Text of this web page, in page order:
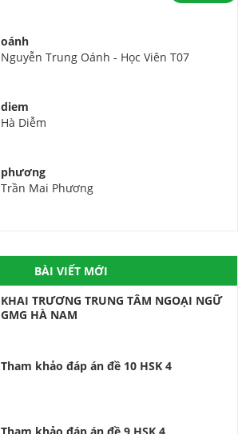
oánh
Nguyễn Trung Oánh - Học Viên T07
diem
Hà Diễm
phương
Trần Mai Phương
BÀI VIẾT MỚI
KHAI TRƯƠNG TRUNG TÂM NGOẠI NGỮ
GMG HÀ NAM
Tham khảo đáp án đề 10 HSK 4